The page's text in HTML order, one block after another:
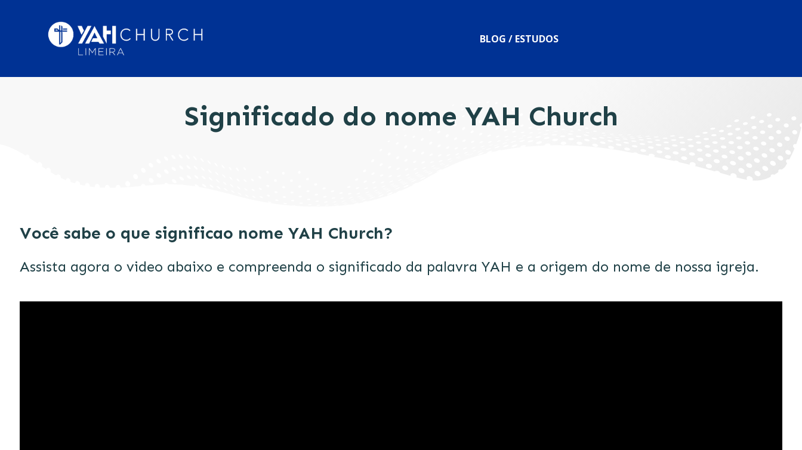
BLOG / ESTUDOS
Significado do nome YAH Church
Você sabe o que significao nome YAH Church?
Assista agora o video abaixo e compreenda o significado da palavra YAH e a origem do nome de nossa igreja.